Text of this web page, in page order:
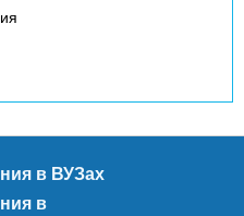
в ВУЗах
в